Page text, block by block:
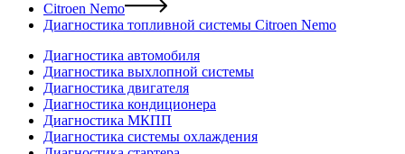
Citroen Nemo
Диагностика топливной системы Citroen Nemo
Диагностика автомобиля
Диагностика выхлопной системы
Диагностика двигателя
Диагностика кондиционера
Диагностика МКПП
Диагностика системы охлаждения